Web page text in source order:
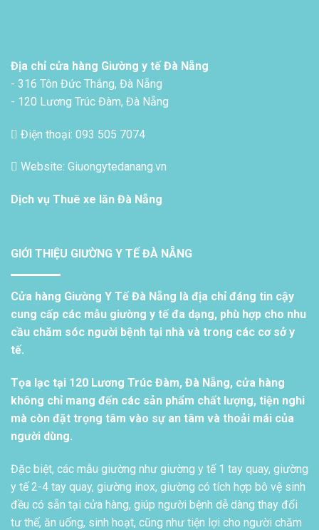
Địa chỉ cửa hàng Giường y tế Đà Nẵng
- 316 Tôn Đức Thắng, Đà Nẵng
- 120 Lương Trúc Đàm, Đà Nẵng
Điện thoại: 093 505 7074
Website: Giuongytedanang.vn
Dịch vụ Thuê xe lăn Đà Nẵng
GIỚI THIỆU GIƯỜNG Y TẾ ĐÀ NẴNG
Cửa hàng Giường Y Tế Đà Nẵng là địa chỉ đáng tin cậy
cung cấp các mẫu giường y tế đa dạng, phù hợp cho nhu
cầu chăm sóc người bệnh tại nhà và trong các cơ sở y
tế.
Tọa lạc tại 120 Lương Trúc Đàm, Đà Nẵng, cửa hàng
không chỉ mang đến các sản phẩm chất lượng, tiện nghi
mà còn đặt trọng tâm vào sự an tâm và thoải mái của
người dùng.
Đặc biệt, các mẫu giường như giường y tế 1 tay quay, giường
y tế 2-4 tay quay, giường inox, giường có tích hợp bô vệ sinh
đều có sẵn tại cửa hàng, giúp người bệnh dễ dàng thay đổi
tư thế, ăn uống, sinh hoạt, cũng như tiện lợi cho người chăm